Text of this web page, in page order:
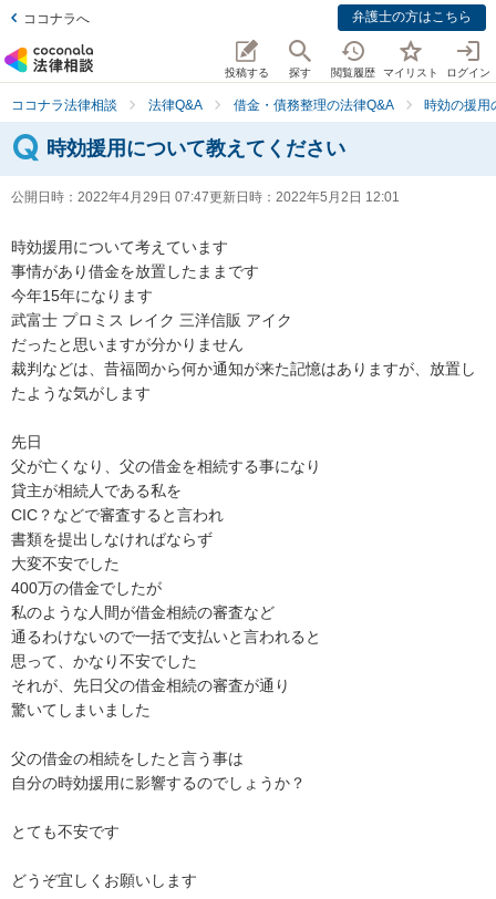
ココナラへ 弁護士の方はこちら
投稿する 探す 閲覧履歴 マイリスト ログイン
ココナラ法律相談 法律Q&A 借金・債務整理の法律Q&A 時効の援用
時効援用について教えてください
公開日時： 2022年4月29日 07:47更新日時： 2022年5月2日 12:01
時効援用について考えています
事情があり借金を放置したままです
今年15年になります
武富士 プロミス レイク 三洋信販 アイク
だったと思いますが分かりません
裁判などは、昔福岡から何か通知が来た記憶はありますが、放置し
たような気がします
先日
父が亡くなり、父の借金を相続する事になり
貸主が相続人である私を
CIC？などで審査すると言われ
書類を提出しなければならず
大変不安でした
400万の借金でしたが
私のような人間が借金相続の審査など
通るわけないので一括で支払いと言われると
思って、かなり不安でした
それが、先日父の借金相続の審査が通り
驚いてしまいました
父の借金の相続をしたと言う事は
自分の時効援用に影響するのでしょうか？
とても不安です
どうぞ宜しくお願いします